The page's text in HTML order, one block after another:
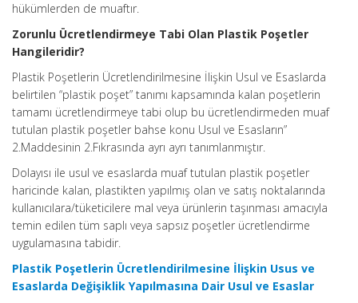
hükümlerden de muaftır.
Zorunlu Ücretlendirmeye Tabi Olan Plastik Poşetler
Hangileridir?
Plastik Poşetlerin Ücretlendirilmesine İlişkin Usul ve Esaslarda
belirtilen “plastik poşet” tanımı kapsamında kalan poşetlerin
tamamı ücretlendirmeye tabi olup bu ücretlendirmeden muaf
tutulan plastik poşetler bahse konu Usul ve Esasların”
2.Maddesinin 2.Fıkrasında ayrı ayrı tanımlanmıştır.
Dolayısı ile usul ve esaslarda muaf tutulan plastik poşetler
haricinde kalan, plastikten yapılmış olan ve satış noktalarında
kullanıcılara/tüketicilere mal veya ürünlerin taşınması amacıyla
temin edilen tüm saplı veya sapsız poşetler ücretlendirme
uygulamasına tabidir.
Plastik Poşetlerin Ücretlendirilmesine İlişkin Usus ve
Esaslarda Değişiklik Yapılmasına Dair Usul ve Esaslar